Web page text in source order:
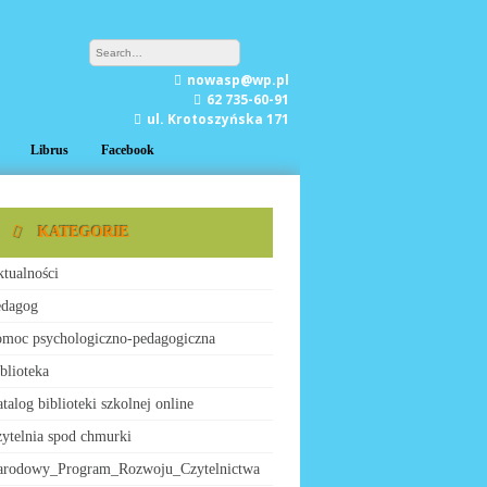
nowasp@wp.pl
62 735-60-91
ul. Krotoszyńska 171
Librus Facebook
KATEGORIE
psychologiczno-pedagogiczna
biblioteki szkolnej online
spod chmurki